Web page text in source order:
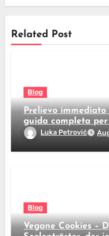
Related Post
Blog
Prelievo immediato
guida completa
subitoLuka Petrović
Blog
Vegane Cookies –